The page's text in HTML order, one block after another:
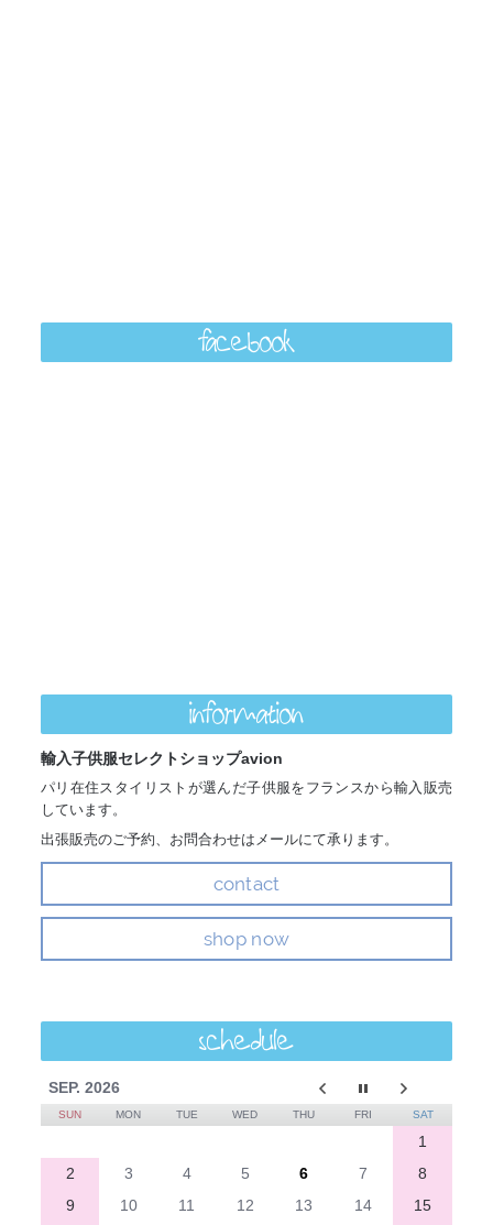
facebook
information
輸入子供服セレクトショップavion
パリ在住スタイリストが選んだ子供服をフランスから輸入販売
しています。
出張販売のご予約、お問合わせはメールにて承ります。
contact
shop now
schedule
SEP. 2026
SUN MON TUE WED THU FRI SAT
1
2
3 4 5 6 7
8
9
10 11 12 13 14 15